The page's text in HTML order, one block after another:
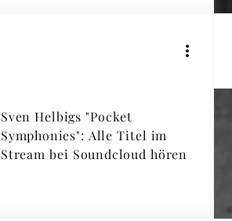
Sven Helbigs "Pocket
Symphonies": Alle Titel im
Stream bei Soundcloud hören